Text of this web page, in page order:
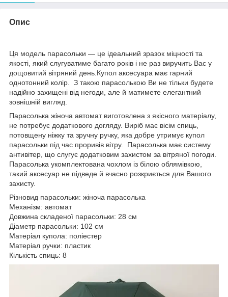
Опис
Ця модель парасольки — це ідеальний зразок міцності та
якості, який слугуватиме багато років і не раз виручить Вас у
дощовитий вітряний день.Купол аксесуара має гарний
однотонний колір. З такою парасолькою Ви не тільки будете
надійно захищені від негоди, але й матимете елегантний
зовнішній вигляд.
Парасолька жіноча автомат виготовлена з якісного матеріалу,
не потребує додаткового догляду. Виріб має вісім спиць,
потовщену ніжку та зручну ручку, яка добре утримує купол
парасольки під час проривів вітру. Парасолька має систему
антивітер, що слугує додатковим захистом за вітряної погоди.
Парасолька укомплектована чохлом із білою облямівкою,
такий аксесуар не підведе й вчасно розкриється для Вашого
захисту.
Різновид парасольки: жіноча парасолька
Механізм: автомат
Довжина складеної парасольки: 28 см
Діаметр парасольки: 102 см
Матеріал купола: поліестер
Матеріал ручки: пластик
Кількість спиць: 8